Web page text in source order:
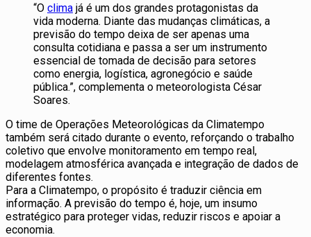
“O clima já é um dos grandes protagonistas da
vida moderna. Diante das mudanças climáticas, a
previsão do tempo deixa de ser apenas uma
consulta cotidiana e passa a ser um instrumento
essencial de tomada de decisão para setores
como energia, logística, agronegócio e saúde
pública.”, complementa o meteorologista César
Soares.
O time de Operações Meteorológicas da Climatempo
também será citado durante o evento, reforçando o trabalho
coletivo que envolve monitoramento em tempo real,
modelagem atmosférica avançada e integração de dados de
diferentes fontes.
Para a Climatempo, o propósito é traduzir ciência em
informação. A previsão do tempo é, hoje, um insumo
estratégico para proteger vidas, reduzir riscos e apoiar a
economia.